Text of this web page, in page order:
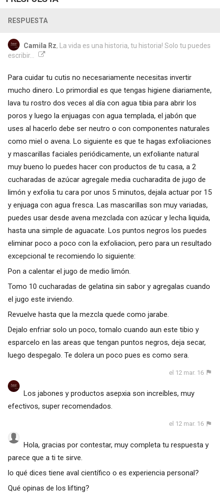
RESPUESTA
Camila Rz, La vida es una historia, tu historia! Solo tu puedes
escribir...
Para cuidar tu cutis no necesariamente necesitas invertir
mucho dinero. Lo primordial es que tengas higiene diariamente,
lava tu rostro dos veces al día con agua tibia para abrir los
poros y luego la enjuagas con agua templada, el jabón que
uses al hacerlo debe ser neutro o con componentes naturales
como miel o avena. Lo siguiente es que te hagas exfoliaciones
y mascarillas faciales periódicamente, un exfoliante natural
muy bueno lo puedes hacer con productos de tu casa, a 2
cucharadas de azúcar agregale media cucharadita de jugo de
limón y exfolia tu cara por unos 5 minutos, dejala actuar por 15
y enjuaga con agua fresca. Las mascarillas son muy variadas,
puedes usar desde avena mezclada con azúcar y lecha liquida,
hasta una simple de aguacate. Los puntos negros los puedes
eliminar poco a poco con la exfoliacion, pero para un resultado
excepcional te recomiendo lo siguiente:
Pon a calentar el jugo de medio limón.
Tomo 10 cucharadas de gelatina sin sabor y agregalas cuando
el jugo este irviendo.
Revuelve hasta que la mezcla quede como jarabe.
Dejalo enfriar solo un poco, tomalo cuando aun este tibio y
esparcelo en las areas que tengan puntos negros, deja secar,
luego despegalo. Te dolera un poco pues es como sera.
el 12 mar. 16
Los jabones y productos asepxia son increíbles, muy
efectivos, super recomendados.
el 12 mar. 16
Hola, gracias por contestar, muy completa tu respuesta y
parece que a ti te sirve.
lo qué dices tiene aval científico o es experiencia personal?
Qué opinas de los lifting?